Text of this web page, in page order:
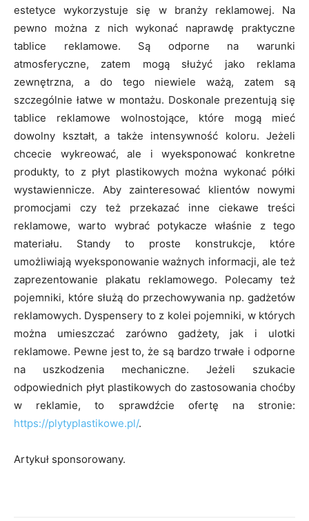
estetyce wykorzystuje się w branży reklamowej. Na
pewno można z nich wykonać naprawdę praktyczne
tablice reklamowe. Są odporne na warunki
atmosferyczne, zatem mogą służyć jako reklama
zewnętrzna, a do tego niewiele ważą, zatem są
szczególnie łatwe w montażu. Doskonale prezentują się
tablice reklamowe wolnostojące, które mogą mieć
dowolny kształt, a także intensywność koloru. Jeżeli
chcecie wykreować, ale i wyeksponować konkretne
produkty, to z płyt plastikowych można wykonać półki
wystawiennicze. Aby zainteresować klientów nowymi
promocjami czy też przekazać inne ciekawe treści
reklamowe, warto wybrać potykacze właśnie z tego
materiału. Standy to proste konstrukcje, które
umożliwiają wyeksponowanie ważnych informacji, ale też
zaprezentowanie plakatu reklamowego. Polecamy też
pojemniki, które służą do przechowywania np. gadżetów
reklamowych. Dyspensery to z kolei pojemniki, w których
można umieszczać zarówno gadżety, jak i ulotki
reklamowe. Pewne jest to, że są bardzo trwałe i odporne
na uszkodzenia mechaniczne. Jeżeli szukacie
odpowiednich płyt plastikowych do zastosowania choćby
w reklamie, to sprawdźcie ofertę na stronie:
https://plytyplastikowe.pl/.
Artykuł sponsorowany.